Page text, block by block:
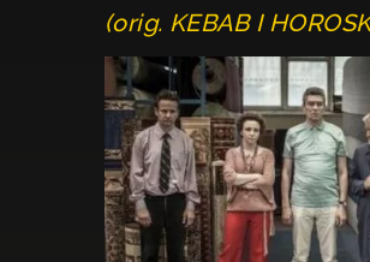
(orig. KEBAB I